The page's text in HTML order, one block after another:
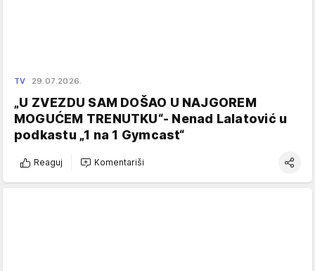
TV 29.07.2026.
„U ZVEZDU SAM DOŠAO U NAJGOREM
MOGUĆEM TRENUTKU“- Nenad Lalatović u
podkastu „1 na 1 Gymcast“
Reaguj Komentariši